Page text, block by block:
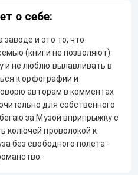
о себе:
и это то, что
(книги не позволяют).
и не люблю вылавливать в
к орфографии и
авторам в комментах
для собственного
за Музой вприпрыжку с
колючей проволокой к
без свободного полета -